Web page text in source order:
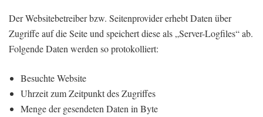
Der Websitebetreiber bzw. Seitenprovider erhebt Daten über
Zugriffe auf die Seite und speichert diese als „Server-Logfiles“ ab.
Folgende Daten werden so protokolliert:
Besuchte Website
Uhrzeit zum Zeitpunkt des Zugriffes
Menge der gesendeten Daten in Byte